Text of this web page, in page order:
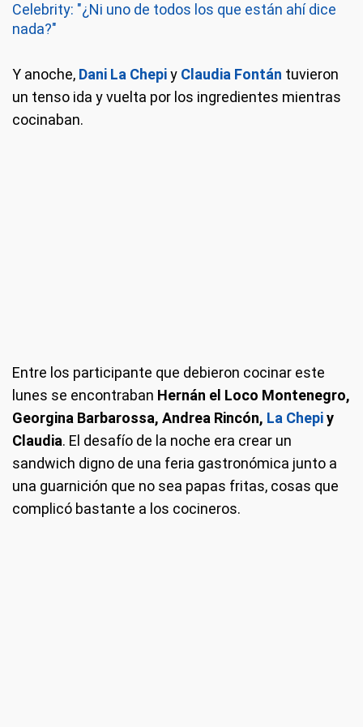
Celebrity: "¿Ni uno de todos los que están ahí dice
nada?"
Y anoche, Dani La Chepiy Claudia Fontán tuvieron
un tenso ida y vuelta por los ingredientes mientras
cocinaban.
Entre los participante que debieron cocinar este
lunes se encontraban Hernán el Loco Montenegro,
Georgina Barbarossa, Andrea Rincón, La Chepiy
Claudia. El desafío de la noche era crear un
sandwich digno de una feria gastronómica junto a
una guarnición que no sea papas fritas, cosas que
complicó bastante a los cocineros.